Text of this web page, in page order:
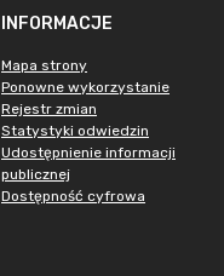
INFORMACJE
Mapa strony
Ponowne wykorzystanie
Rejestr zmian
Statystyki odwiedzin
Udostępnienie informacji
publicznej
Dostępność cyfrowa